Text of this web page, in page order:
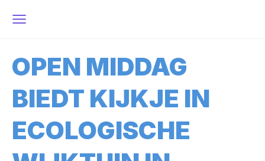
OPEN MIDDAG
BIEDT KIJKJE IN
ECOLOGISCHE